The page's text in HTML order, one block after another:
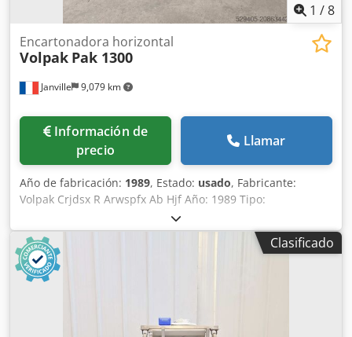
1 /8
Janville 9,079 km
Encartonadora horizontal
Volpak Pak 1300
Información de
precio
Llamar
Año de fabricación: 1989, Estado: usado, Fabricante:
Volpak Crjdsx R Arwspfx Ab Hjf Año: 1989 Tipo:
encartonadora horizontal automática de funcionamiento
intermitente. Capacidad: máx. 80 ciclos/min Formatos:
Ancho (W): 30 x 140 mm Largo (H): 55 x 165 mm Alto (B): 15
x 75 mm Prospecto: inserción de prospecto preplegado
Tipos de cajas: solapas alternas u opuestas Dimensiones:
transportadora plana de alimentación con el formato
Clasificado